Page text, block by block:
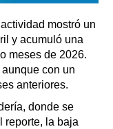
mostró un
y acumuló una
meses de 2026.
con un
anteriores.
donde se
reporte, la baja